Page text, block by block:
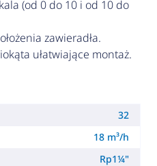
(od 0 do 10 i od 10 do
zawieradła.
ułatwiające montaż.
32
18 m³/h
Rp1¼"